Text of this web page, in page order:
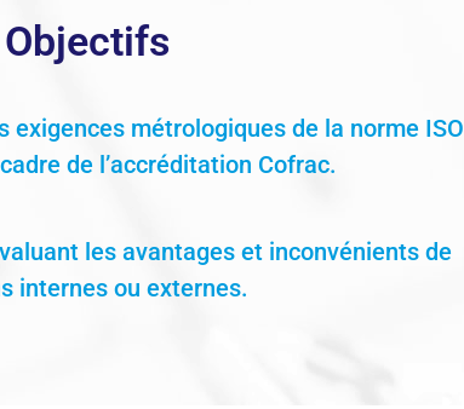
Objectifs
exigences métrologiques de la norme ISO
de l’accréditation Cofrac.
les avantages et inconvénients de
internes ou externes.